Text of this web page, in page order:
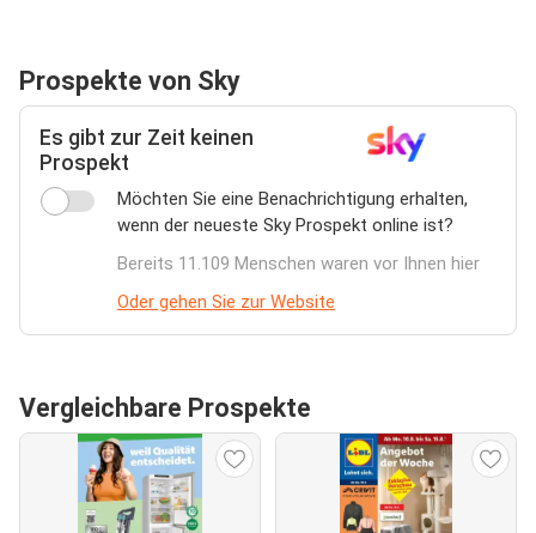
Prospekte von Sky
Es gibt zur Zeit keinen
Prospekt
Möchten Sie eine Benachrichtigung erhalten,
wenn der neueste Sky Prospekt online ist?
Bereits 11.109 Menschen waren vor Ihnen hier
Oder gehen Sie zur Website
Vergleichbare Prospekte